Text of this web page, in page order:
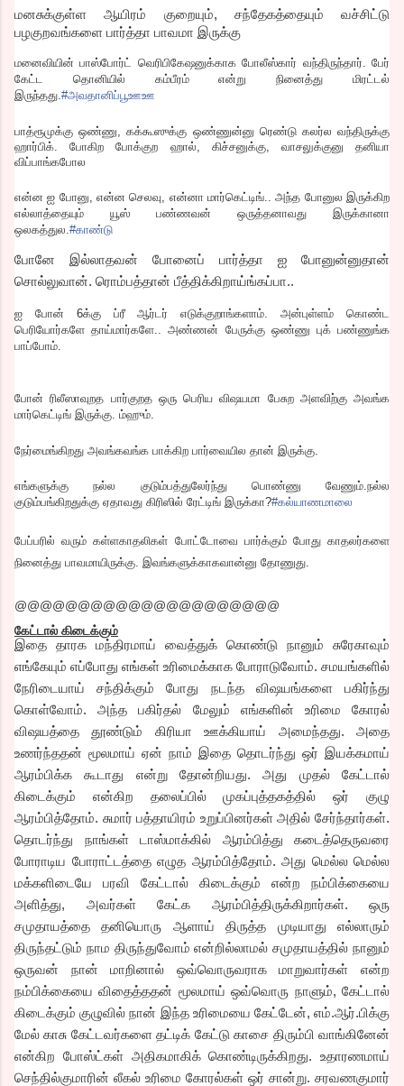
மனசுக்குள்ள ஆயிரம் குறையும், சந்தேகத்தையும் வச்சிட்டு
பழகுறவங்களை பார்த்தா பாவமா இருக்கு
மனைவியின் பாஸ்போர்ட் வெரிபிகேஷனுக்காக போலீஸ்கார் வந்திருந்தார். பேர்
கேட்ட தொனியில் கம்பீரம் என்று நினைத்து மிரட்டல்
இருந்தது. #அவதானிப்பூஊஊ
பாத்ரூமுக்கு ஒண்ணு, கக்கூஸுக்கு ஒண்ணுன்னு ரெண்டு கலர்ல வந்திருக்கு
ஹார்பிக். போகிற போக்குற ஹால், கிச்சனுக்கு, வாசலுக்குனு தனியா
விப்பாங்கபோல
என்ன ஐ போனு, என்ன செலவு, என்னா மார்கெட்டிங்.. அந்த போனுல இருக்கிற
எல்லாத்தையும் யூஸ் பண்ணவன் ஒருத்தனாவது இருக்கானா
ஒலகத்துல. #காண்டு
போனே இல்லாதவன் போனைப் பார்த்தா ஐ போனுன்னுதான்
சொல்லுவான். ரொம்பத்தான் பீத்திக்கிறாய்ங்கப்பா..
ஐ போன் 6க்கு ப்ரீ ஆர்டர் எடுக்குறாங்களாம். அன்புள்ளம் கொண்ட
பெரியோர்களே தாய்மார்களே.. அண்ணன் பேருக்கு ஒண்ணு புக் பண்ணுங்க
பாப்போம்.
போன் ரிலீஸாவுறத பார்குறத ஒரு பெரிய விஷயமா பேசுற அளவிற்கு அவங்க
மார்கெட்டிங் இருக்கு. ம்ஹும்.
நேர்மைங்கிறது அவங்கவங்க பாக்கிற பார்வையில தான் இருக்கு.
எங்களுக்கு நல்ல குடும்பத்துலேர்ந்து பொண்ணு வேணும்.நல்ல
குடும்பங்கிறதுக்கு ஏதாவது கிரிஸில் ரேட்டிங் இருக்கா?#கல்யாணமாலை
பேப்பரில் வரும் கள்ளகாதலிகள் போட்டோவை பார்க்கும் போது காதலர்களை
நினைத்து பாவமாயிருக்கு. இவங்களுக்காகவான்னு தோணுது.
@@@@@@@@@@@@@@@@@@@@@
கேட்டால் கிடைக்கும்
இதை தாரக மந்திரமாய் வைத்துக் கொண்டு நானும் சுரேகாவும்
எங்கேயும் எப்போது எங்கள் உரிமைக்காக போராடுவோம். சமயங்களில்
நேரிடையாய் சந்திக்கும் போது நடந்த விஷயங்களை பகிர்ந்து
கொள்வோம். அந்த பகிர்தல் மேலும் எங்களின் உரிமை கோரல்
விஷயத்தை தூண்டும் கிரியா ஊக்கியாய் அமைந்தது. அதை
உணர்ந்ததன் மூலமாய் ஏன் நாம் இதை தொடர்ந்து ஒர் இயக்கமாய்
ஆரம்பிக்க கூடாது என்று தோன்றியது. அது முதல் கேட்டால்
கிடைக்கும் என்கிற தலைப்பில் முகப்புத்தகத்தில் ஒர் குழு
ஆரம்பித்தோம். சுமார் பத்தாயிரம் உறுப்பினர்கள் அதில் சேர்ந்தார்கள்.
தொடர்ந்து நாங்கள் டாஸ்மாக்கில் ஆரம்பித்து கடைத்தெருவரை
போராடிய போராட்டத்தை எழுத ஆரம்பித்தோம். அது மெல்ல மெல்ல
மக்களிடையே பரவி கேட்டால் கிடைக்கும் என்ற நம்பிக்கையை
அளித்து, அவர்கள் கேட்க ஆரம்பித்திருக்கிறார்கள். ஒரு
சமுதாயத்தை தனியொரு ஆளாய் திருத்த முடியாது எல்லாரும்
திருந்தட்டும் நாம திருந்துவோம் என்றில்லாமல் சமுதாயத்தில் நானும்
ஒருவன் நான் மாறினால் ஒவ்வொருவராக மாறுவார்கள் என்ற
நம்பிக்கையை விதைத்ததன் மூலமாய் ஒவ்வொரு நாளும், கேட்டால்
கிடைக்கும் குழுவில் நான் இந்த உரிமையை கேட்டேன், எம்.ஆர்.பிக்கு
மேல் காசு கேட்டவர்களை தட்டிக் கேட்டு காசை திரும்பி வாங்கினேன்
என்கிற போஸ்ட்கள் அதிகமாகிக் கொண்டிருக்கிறது. உதாரணமாய்
செந்தில்குமாரின் லீகல் உரிமை கோரல்கள் ஒர் சான்று. சரவணகுமார்